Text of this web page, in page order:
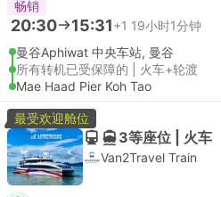
畅销
20:30 15:31+1 19小时1分钟
曼谷Aphiwat 中央车站, 曼谷
所有转机已受保障的 | 火车+轮渡
Mae Haad Pier Koh Tao
最受欢迎舱位
3等座位 | 火车
Van2Travel Train